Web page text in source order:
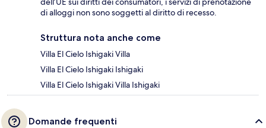
di alloggi non sono soggetti al diritto di recesso.
Struttura nota anche come
Villa El Cielo Ishigaki Villa
Villa El Cielo Ishigaki Ishigaki
Villa El Cielo Ishigaki Villa Ishigaki
Domande frequenti